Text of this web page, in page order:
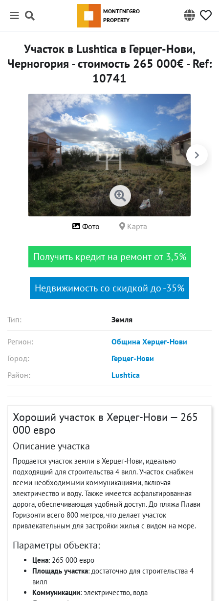
MONTENEGRO
PROPERTY
Участок в Lushtica в Герцег-Нови,
Черногория - стоимость 265 000€ - Ref:
10741
Фото Карта
Получить кредит на ремонт от 3,5%
Недвижимость со скидкой до -35%
Тип: Земля
Регион:
Община Херцег-Нови
Город:
Герцег-Нови
Район:
Lushtica
Хороший участок в Херцег-Нови — 265
000 евро
Описание участка
Продается участок земли в Херцег-Нови, идеально
подходящий для строительства 4 вилл. Участок снабжен
всеми необходимыми коммуникациями, включая
электричество и воду. Также имеется асфальтированная
дорога, обеспечивающая удобный доступ. До пляжа Плави
Горизонти всего 800 метров, что делает участок
привлекательным для застройки жилья с видом на море.
Параметры объекта:
Цена: 265 000 евро
Площадь участка: достаточно для строительства 4
вилл
Коммуникации: электричество, вода